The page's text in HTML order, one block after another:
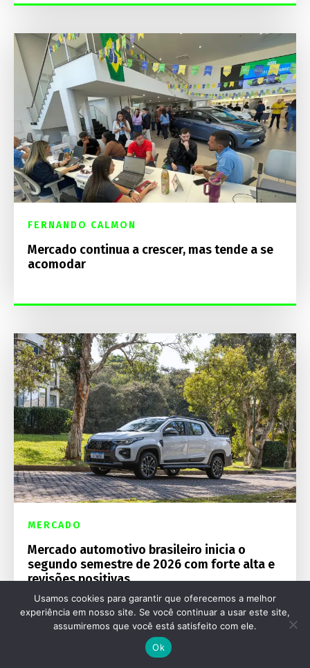
FERNANDO CALMON
Mercado continua a crescer, mas tende a se
acomodar
MERCADO
Mercado automotivo brasileiro inicia o
segundo semestre de 2026 com forte alta e
revisões positivas
Usamos cookies para garantir que oferecemos a melhor
experiência em nosso site. Se você continuar a usar este site,
assumiremos que você está satisfeito com ele.
Ok